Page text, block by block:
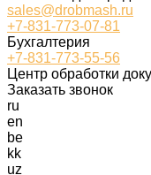
sales@drobmash.ru
+7-831-773-07-81
Бухгалтерия
+7-831-773-55-56
Центр обработки
Заказать звонок
ru
en
be
kk
uz